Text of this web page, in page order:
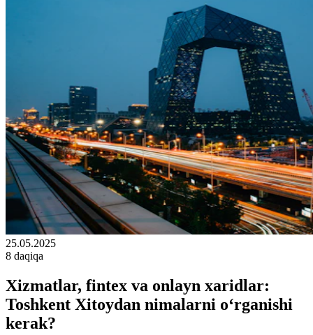
25.05.2025
8 daqiqa
Xizmatlar, fintex va onlayn xaridlar:
Toshkent Xitoydan nimalarni o‘rganishi
kerak?